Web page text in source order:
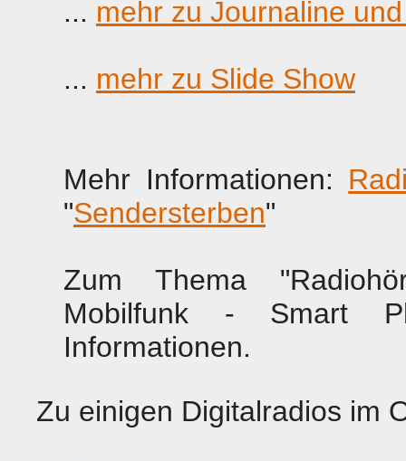
... mehr zu Journaline
... mehr zu Slide Show
Mehr Informationen:
"Sendersterben"
Zum Thema
Mobilfunk - Smart
Informationen.
Zu einigen Digitalradios im